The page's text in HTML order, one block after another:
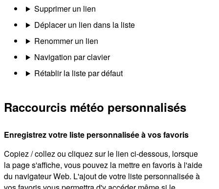
Supprimer un lien
Déplacer un lien dans la liste
Renommer un lien
Navigation par clavier
Rétablir la liste par défaut
Raccourcis météo personnalisés
Enregistrez votre liste personnalisée à vos favoris
Copiez / collez ou cliquez sur le lien ci-dessous, lorsque
la page s'affiche, vous pouvez la mettre en favoris à l'aide
du navigateur Web. L'ajout de votre liste personnalisée à